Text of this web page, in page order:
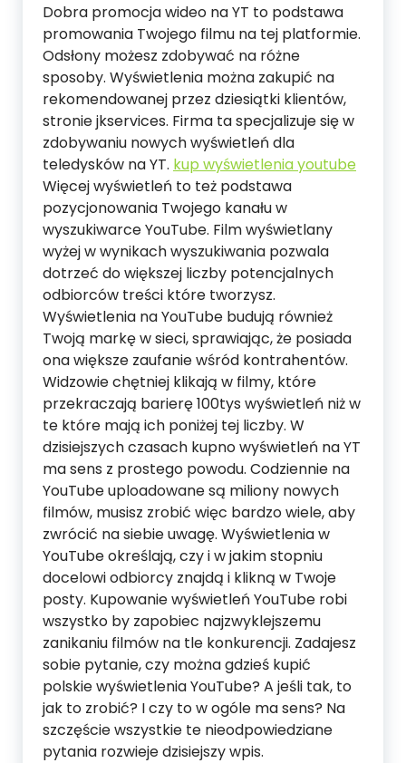
Dobra promocja wideo na YT to podstawa
promowania Twojego filmu na tej platformie.
Odsłony możesz zdobywać na różne
sposoby. Wyświetlenia można zakupić na
rekomendowanej przez dziesiątki klientów,
stronie jkservices. Firma ta specjalizuje się w
zdobywaniu nowych wyświetleń dla
teledysków na YT. kup wyświetlenia youtube
Więcej wyświetleń to też podstawa
pozycjonowania Twojego kanału w
wyszukiwarce YouTube. Film wyświetlany
wyżej w wynikach wyszukiwania pozwala
dotrzeć do większej liczby potencjalnych
odbiorców treści które tworzysz.
Wyświetlenia na YouTube budują również
Twoją markę w sieci, sprawiając, że posiada
ona większe zaufanie wśród kontrahentów.
Widzowie chętniej klikają w filmy, które
przekraczają barierę 100tys wyświetleń niż w
te które mają ich poniżej tej liczby. W
dzisiejszych czasach kupno wyświetleń na YT
ma sens z prostego powodu. Codziennie na
YouTube uploadowane są miliony nowych
filmów, musisz zrobić więc bardzo wiele, aby
zwrócić na siebie uwagę. Wyświetlenia w
YouTube określają, czy i w jakim stopniu
docelowi odbiorcy znajdą i klikną w Twoje
posty. Kupowanie wyświetleń YouTube robi
wszystko by zapobiec najzwyklejszemu
zanikaniu filmów na tle konkurencji. Zadajesz
sobie pytanie, czy można gdzieś kupić
polskie wyświetlenia YouTube? A jeśli tak, to
jak to zrobić? I czy to w ogóle ma sens? Na
szczęście wszystkie te nieodpowiedziane
pytania rozwieje dzisiejszy wpis.